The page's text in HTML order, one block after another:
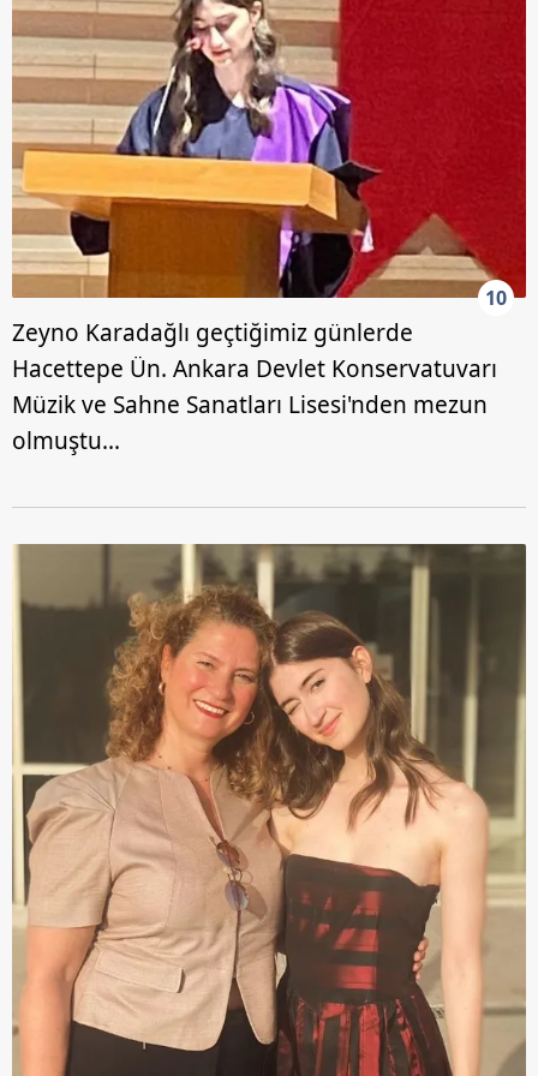
10
Zeyno Karadağlı geçtiğimiz günlerde
Hacettepe Ün. Ankara Devlet Konservatuvarı
Müzik ve Sahne Sanatları Lisesi'nden mezun
olmuştu...